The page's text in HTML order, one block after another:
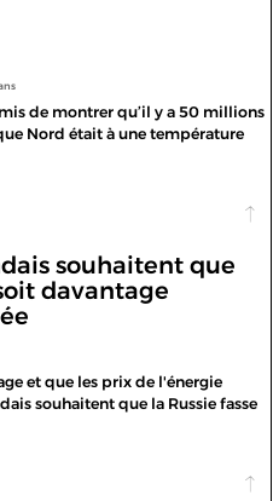
de montrer qu’il y a 50 millions
Nord était à une température
souhaitent que
davantage
et que les prix de l'énergie
souhaitent que la Russie fasse